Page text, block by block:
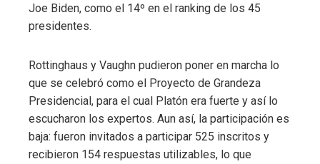
Joe Biden, como el 14º en el ranking de los 45
presidentes.
Rottinghaus y Vaughn pudieron poner en marcha lo
que se celebró como el Proyecto de Grandeza
Presidencial, para el cual Platón era fuerte y así lo
escucharon los expertos. Aun así, la participación es
baja: fueron invitados a participar 525 inscritos y
recibieron 154 respuestas utilizables, lo que